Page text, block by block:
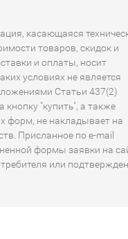
касающаяся
товаров, скидок и
и оплаты, носит
условиях не является
Статьи 437(2)
"купить", а также
форм, не накладывает на
Присланное по e-mail
формы заявки на
или